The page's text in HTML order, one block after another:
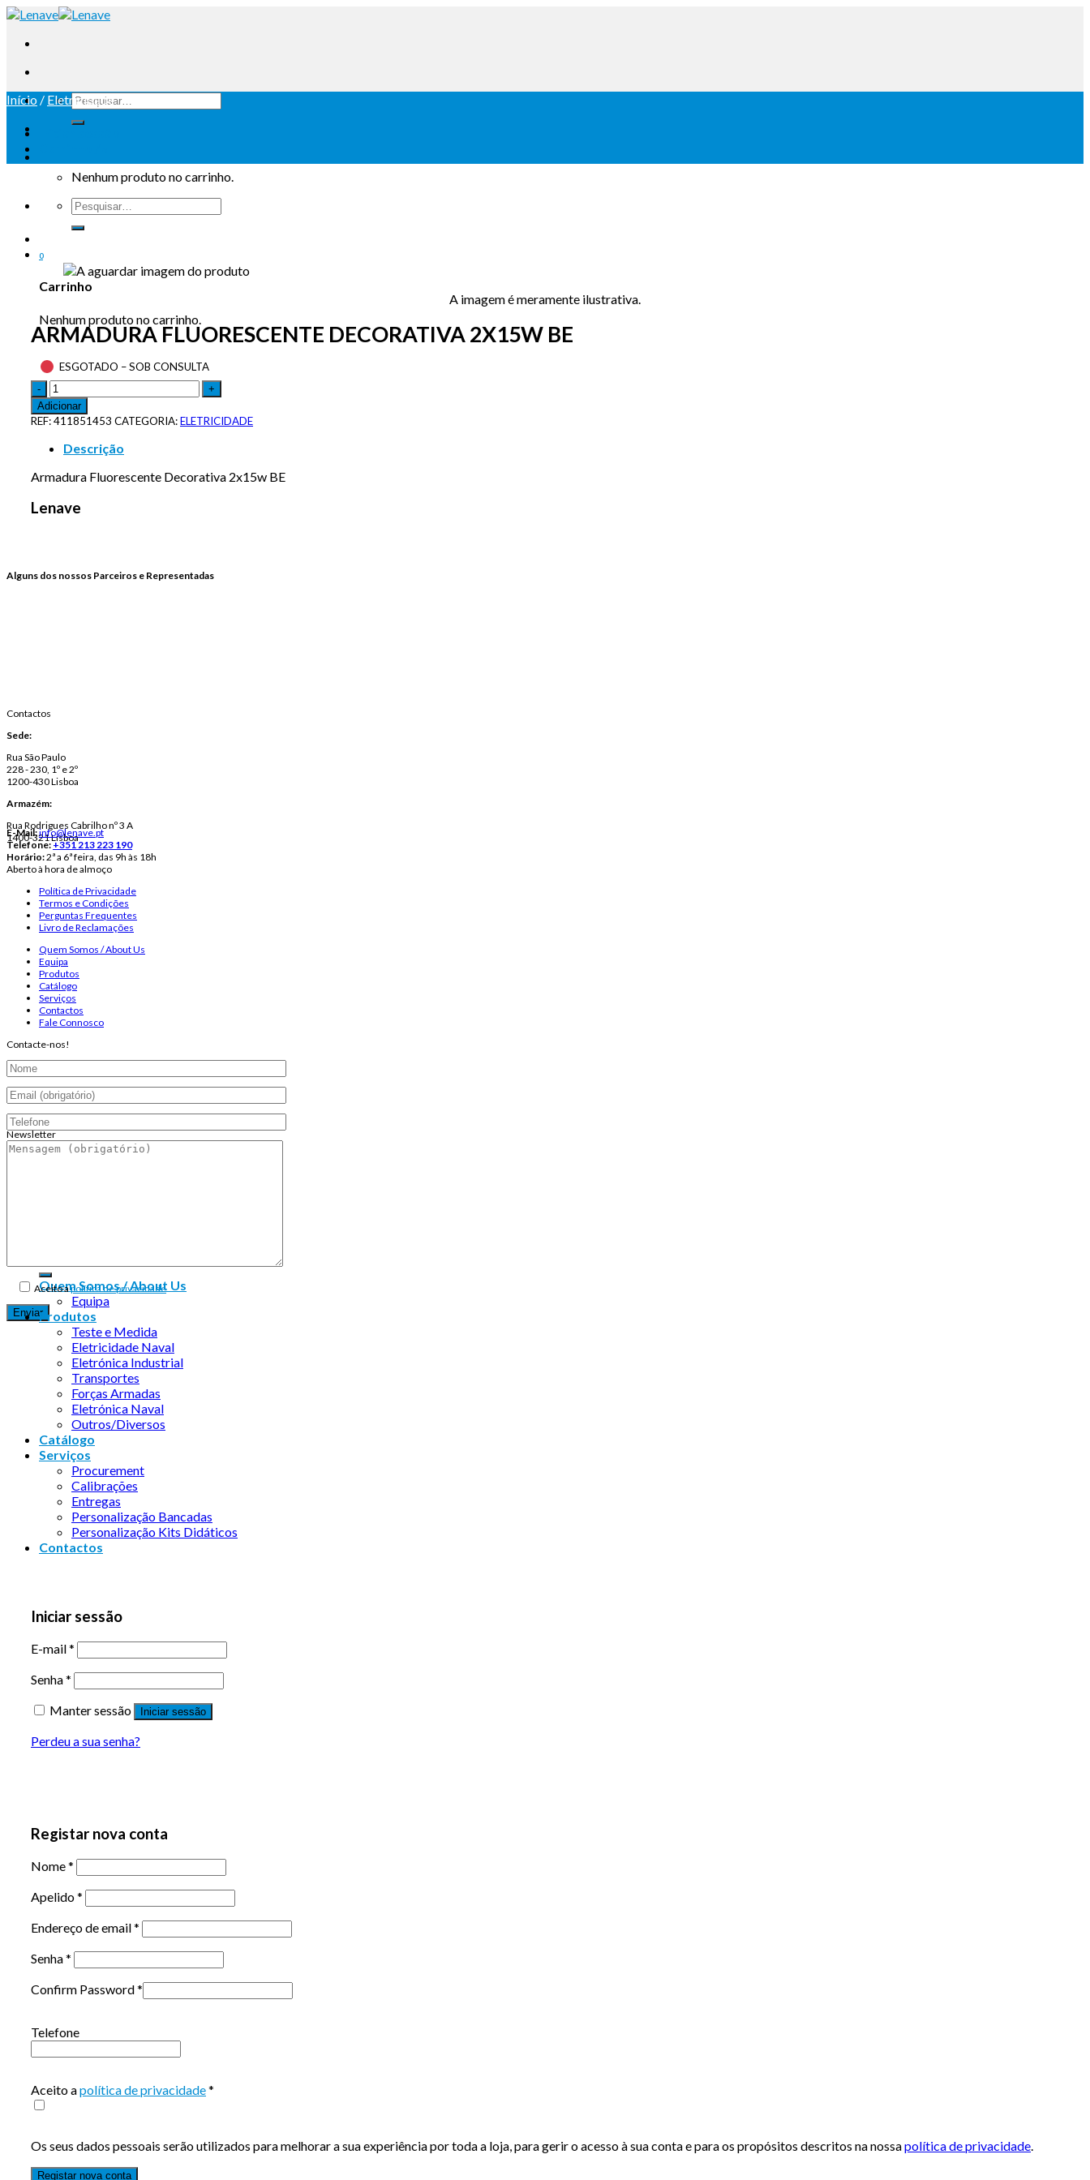
Nenhum produto no carrinho.
0
Carrinho
Nenhum produto no carrinho.
Início / Eletricidade
A imagem é meramente ilustrativa.
ARMADURA FLUORESCENTE DECORATIVA 2X15W BE
ESGOTADO – SOB CONSULTA
Adicionar
REF:411851453 CATEGORIA:ELETRICIDADE
Descrição
Armadura Fluorescente Decorativa 2x15w BE
Lenave
Alguns dos nossos Parceiros e Representadas
Contactos
Sede:
Rua São Paulo
228 - 230, 1º e 2º
1200-430 Lisboa
Armazém:
Rua Rodrigues Cabrilho nº 3 A
1400-321 Lisboa
E-Mail:info@lenave.pt
Telefone:+351 213 223 190
Horário:2ª a 6ª feira, das 9h às 18h
Aberto à hora de almoço
Política de Privacidade
Termos e Condições
Perguntas Frequentes
Livro de Reclamações
Quem Somos / About Us
Equipa
Produtos
Catálogo
Serviços
Contactos
Fale Connosco
Contacte-nos!
Aceito apolítica de privacidade
Newsletter
Endereço de email:
Quem Somos / About Us
Equipa
Produtos
Teste e Medida
Eletricidade Naval
Eletrónica Industrial
Transportes
Forças Armadas
Eletrónica Naval
Outros/Diversos
Catálogo
Serviços
Procurement
Calibrações
Entregas
Personalização Bancadas
Personalização Kits Didáticos
Contactos
Iniciar sessão
E-mail*
Senha*
Manter sessão
Iniciar sessão
Perdeu a sua senha?
Registar nova conta
Nome*
Apelido*
Endereço de email*
Senha*
Confirm Password*
Telefone
Aceito apolítica de privacidade*
Os seus dados pessoais serão utilizados para melhorar a sua experiência por toda a loja, para gerir o acesso à sua conta e para os propósitos descritos na nossapolítica de privacidade.
Registar nova conta